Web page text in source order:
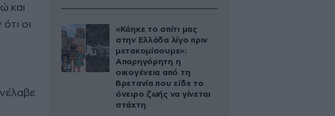
και
οι
«Κάηκε το σπίτι μας
στην Ελλάδα λίγο πριν
μετακομίσουμε»:
Απαρηγόρητη η
οικογένεια από τη
Βρετανία που είδε το
όνειρο ζωής να γίνεται
στάχτη